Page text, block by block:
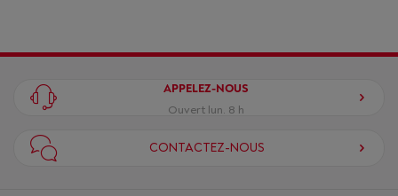
APPELEZ-NOUS
Ouvert lun. 8 h
CONTACTEZ-NOUS